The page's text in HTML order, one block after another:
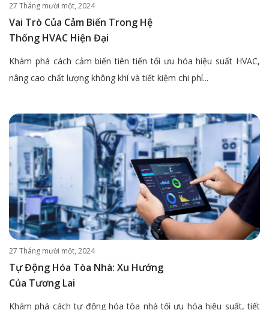
27 Tháng mười một, 2024
Vai Trò Của Cảm Biến Trong Hệ
Thống HVAC Hiện Đại
Khám phá cách cảm biến tiên tiến tối ưu hóa hiệu suất HVAC,
nâng cao chất lượng không khí và tiết kiệm chi phí...
27 Tháng mười một, 2024
Tự Động Hóa Tòa Nhà: Xu Hướng
Của Tương Lai
Khám phá cách tự động hóa tòa nhà tối ưu hóa hiệu suất, tiết